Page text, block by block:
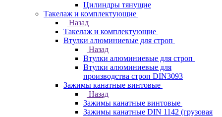
Цилиндры тянущие
Такелаж и комплектующие
Назад
Такелаж и комплектующие
Втулки алюминиевые для строп
Назад
Втулки алюминиевые для строп
Втулки алюминиевые для
производства строп DIN3093
Зажимы канатные винтовые
Назад
Зажимы канатные винтовые
Зажимы канатные DIN 1142 (грузовая